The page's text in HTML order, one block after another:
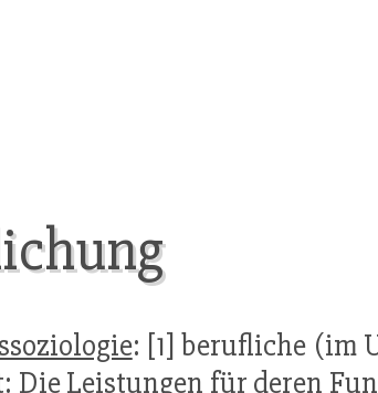
: [1] berufliche (im
: Die Leistungen für deren